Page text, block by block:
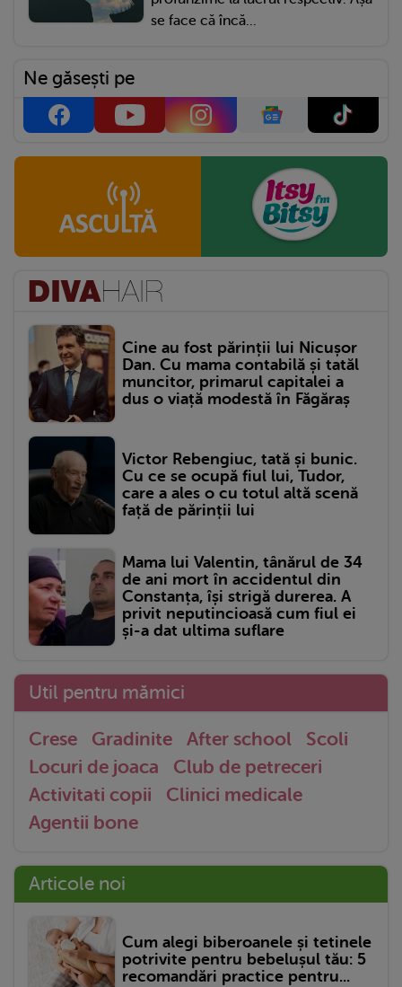
se face că încă...
Ne găsești pe
Cine au fost părinții lui Nicușor
Dan. Cu mama contabilă și tatăl
muncitor, primarul capitalei a
dus o viață modestă în Făgăraș
Victor Rebengiuc, tată și bunic.
Cu ce se ocupă fiul lui, Tudor,
care a ales o cu totul altă scenă
față de părinții lui
Mama lui Valentin, tânărul de 34
de ani mort în accidentul din
Constanța, își strigă durerea. A
privit neputincioasă cum fiul ei
și-a dat ultima suflare
Util pentru mămici
Crese Gradinite After school
Scoli
Locuri de joaca
Club de petreceri
Activitati copii
Clinici medicale
Agentii bone
Articole noi
Cum alegi biberoanele și tetinele
potrivite pentru bebelușul tău: 5
recomandări practice pentru...